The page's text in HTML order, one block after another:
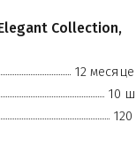
Collection,
12
10
120